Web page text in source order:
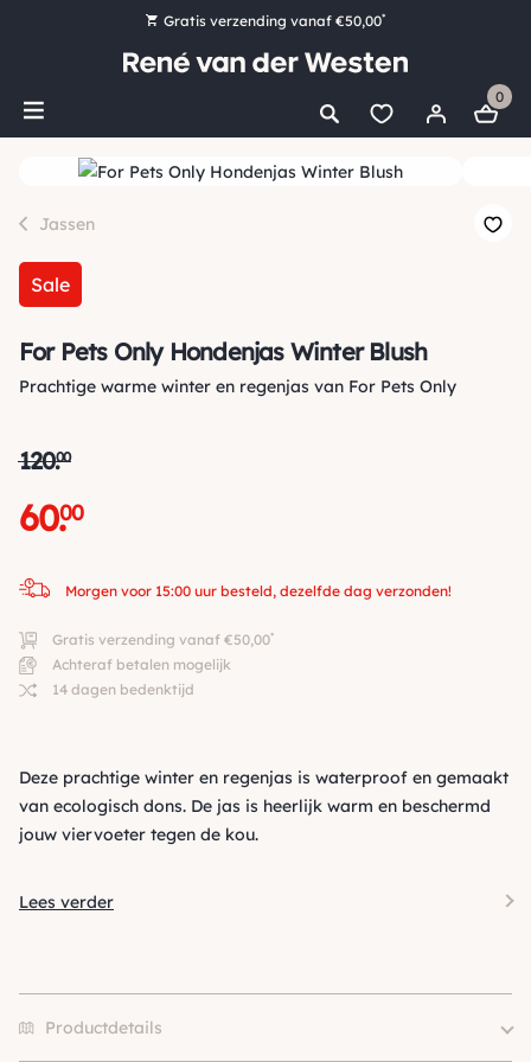
Gratis verzending vanaf €50,00*
Bestel nu, betaal later met Klarna
Ruim 16.000 artikelen op voorraad
0
Jassen
Sale
For Pets Only Hondenjas Winter Blush
Prachtige warme winter en regenjas van For Pets Only
120.00
60.
00
Morgen voor 15:00 uur besteld, dezelfde dag verzonden!
Gratis verzending vanaf €50,00*
Achteraf betalen mogelijk
14 dagen bedenktijd
Deze prachtige winter en regenjas is waterproof en gemaakt
van ecologisch dons. De jas is heerlijk warm en beschermd
jouw viervoeter tegen de kou.
Lees verder
Productdetails